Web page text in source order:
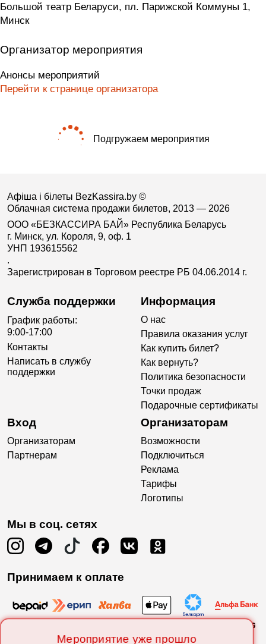
Мероприятие уже прошло
Большой театр Беларуси, пл. Парижской Коммуны 1,
Минск
Организатор мероприятия
Анонсы мероприятий
Перейти к странице организатора
Подгружаем мероприятия
Афіша і білеты BezKassira.by ©
Облачная система продажи билетов, 2013 — 2026
ООО «БЕЗКАССИРА БАЙ» Республика Беларусь
г. Минск, ул. Короля, 9, оф. 1
УНП 193615562
.
Зарегистрирован в Торговом реестре РБ 04.06.2014 г.
Служба поддержки
График работы:
9:00-17:00
Контакты
Написать в службу
поддержки
Информация
О нас
Правила оказания услуг
Как купить билет?
Как вернуть?
Политика безопасности
Точки продаж
Подарочные сертификаты
Вход
Организаторам
Партнерам
Организаторам
Возможности
Подключиться
Реклама
Тарифы
Логотипы
Мы в соц. сетях
Принимаем к оплате